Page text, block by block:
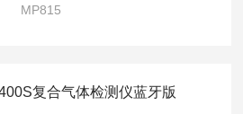
MP815